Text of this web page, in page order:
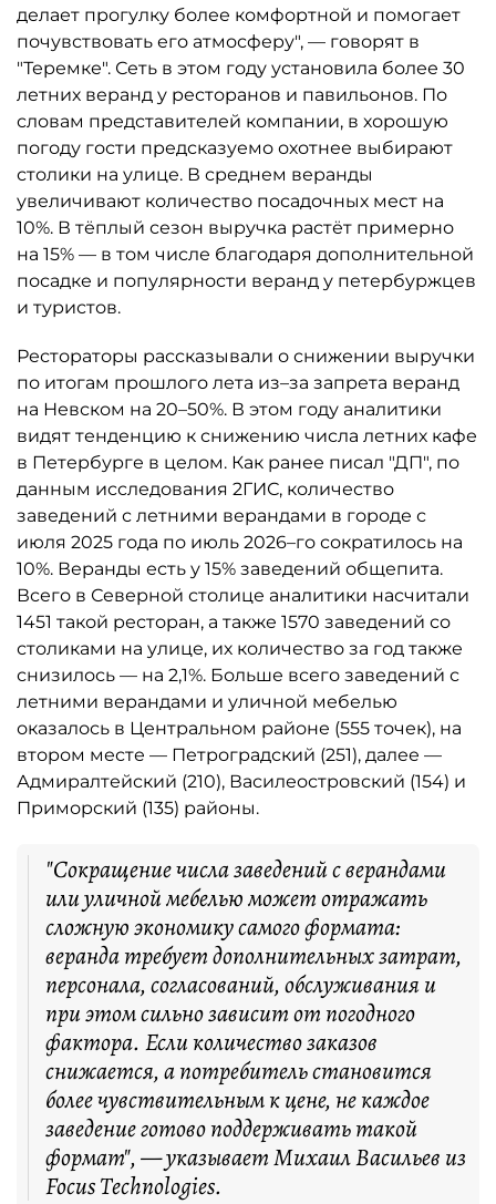
делает прогулку более комфортной и помогает
почувствовать его атмосферу", — говорят в
"Теремке". Сеть в этом году установила более 30
летних веранд у ресторанов и павильонов. По
словам представителей компании, в хорошую
погоду гости предсказуемо охотнее выбирают
столики на улице. В среднем веранды
увеличивают количество посадочных мест на
10%. В тёплый сезон выручка растёт примерно
на 15% — в том числе благодаря дополнительной
посадке и популярности веранд у петербуржцев
и туристов.
Рестораторы рассказывали о снижении выручки
по итогам прошлого лета из–за запрета веранд
на Невском на 20–50%. В этом году аналитики
видят тенденцию к снижению числа летних кафе
в Петербурге в целом. Как ранее писал "ДП", по
данным исследования 2ГИС, количество
заведений с летними верандами в городе с
июля 2025 года по июль 2026–го сократилось на
10%. Веранды есть у 15% заведений общепита.
Всего в Северной столице аналитики насчитали
1451 такой ресторан, а также 1570 заведений со
столиками на улице, их количество за год также
снизилось — на 2,1%. Больше всего заведений с
летними верандами и уличной мебелью
оказалось в Центральном районе (555 точек), на
втором месте — Петроградский (251), далее —
Адмиралтейский (210), Василеостровский (154) и
Приморский (135) районы.
"Сокращение числа заведений с верандами
или уличной мебелью может отражать
сложную экономику самого формата:
веранда требует дополнительных затрат,
персонала, согласований, обслуживания и
при этом сильно зависит от погодного
фактора. Если количество заказов
снижается, а потребитель становится
более чувствительным к цене, не каждое
заведение готово поддерживать такой
формат", — указывает Михаил Васильев из
Focus Technologies.